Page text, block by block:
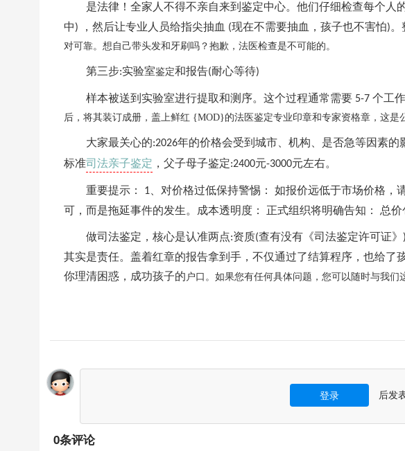
是法律！全家人不得不亲自来到鉴定中心。他们仔细检查每个人
中) ，然后让专业人员给指尖抽血 (现在不需要抽血，孩子也不害怕)。
对可靠。想自己带头发和牙刷吗？抱歉，法医检查是不可能的。
第三步:实验室鉴定和报告(耐心等待)
样本被送到实验室进行提取和测序。这个过程通常需要 5-7 个工作
后，将其装订成册，盖上鲜红 {MOD}的法医鉴定专业印章和专家资格章，这是
大家最关心的:2026年的价格会受到城市、机构、是否急等因素的
标准司法亲子鉴定 ，父子母子鉴定:2400元-3000元左右。
重要提示： 1 、对价格过低保持警惕： 如报价远低于市场价格
可，而是拖延事件的发生。成本透明度： 正式组织将明确告知： 总价
做司法鉴定，核心是认准两点:资质(查有没有《司法鉴定许可证》 )
其实是责任。盖着红章的报告拿到手，不仅通过了结算程序，也给了
你理清困惑，成功孩子的 户口。如果您有任何具体问题，您可以随时与我们
登录 后发
0条评论